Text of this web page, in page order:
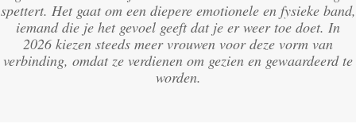
spettert. Het gaat om een diepere emotionele en fysieke band,
iemand die je het gevoel geeft dat je er weer toe doet. In
2026 kiezen steeds meer vrouwen voor deze vorm van
verbinding, omdat ze verdienen om gezien en gewaardeerd te
worden.